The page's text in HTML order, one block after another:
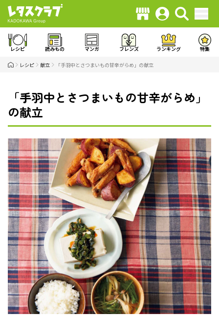
レシピ 読みもの マンガ フレンズ ランキング 特集
レシピ 献立 「手羽中とさつまいもの甘辛がらめ」の献立
「手羽中とさつまいもの甘辛がらめ」
の献立